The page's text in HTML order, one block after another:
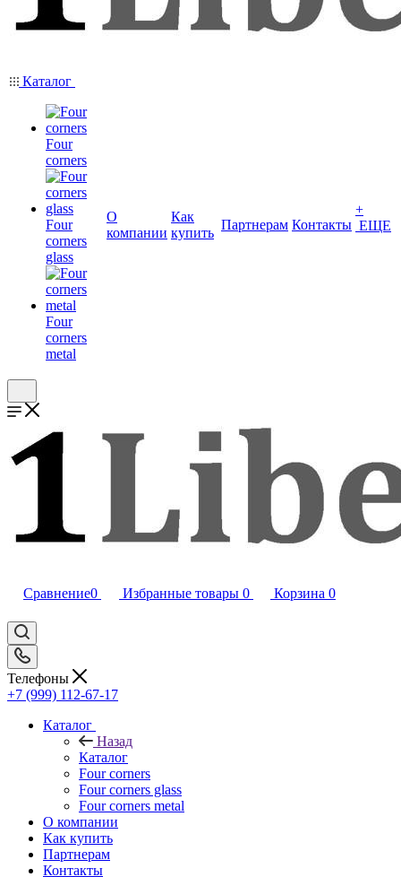
Каталог
Four
corners
Four
corners
glass
Four
corners
metal
О
компании
Как
купить
Партнерам Контакты
+
ЕЩЕ
Сравнение0 Избранные товары 0 Корзина 0
Телефоны
+7 (999) 112-67-17
Каталог
Назад
Каталог
Four corners
Four corners glass
Four corners metal
О компании
Как купить
Партнерам
Контакты